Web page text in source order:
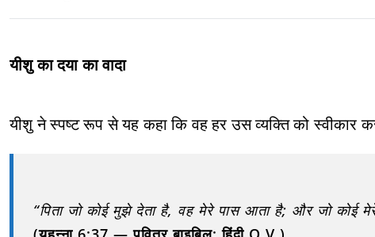
यीशु का दया का वादा
यीशु ने स्पष्ट रूप से यह कहा कि वह हर उस व्यक्ति को स्वीकार
“पिता जो कोई मुझे देता है, वह मेरे पास आता है; और जो कोई